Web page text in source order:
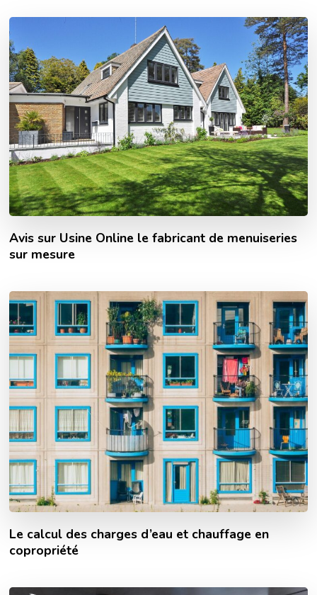
Avis sur Usine Online le fabricant de menuiseries
sur mesure
Le calcul des charges d’eau et chauffage en
copropriété